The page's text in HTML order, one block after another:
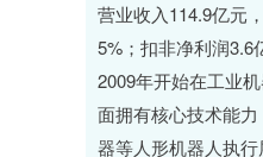
营业收入114.9亿元
5%；扣非净利润
2009年开始在工业
面拥有核心技术能
器等人形机器人执